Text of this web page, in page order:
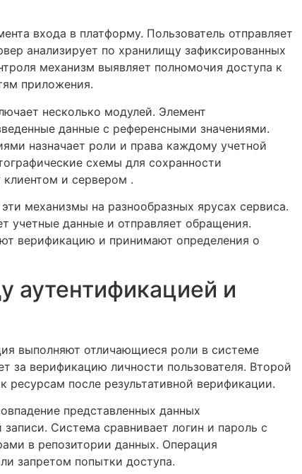
входа в платформу. Пользователь отправляет
анализирует по хранилищу зафиксированных
механизм выявляет полномочия доступа к
приложения.
несколько модулей. Элемент
данные с референсными значениями.
назначает роли и права каждому учетной
схемы для сохранности
и сервером .
механизмы на разнообразных ярусах сервиса.
учетные данные и отправляет обращения.
верификацию и принимают определения о
аутентификацией и
выполняют отличающиеся роли в системе
за верификацию личности пользователя. Второй
ресурсам после результативной верификации.
представленных данных
Система сравнивает логин и пароль с
в репозитории данных. Операция
запретом попытки доступа.